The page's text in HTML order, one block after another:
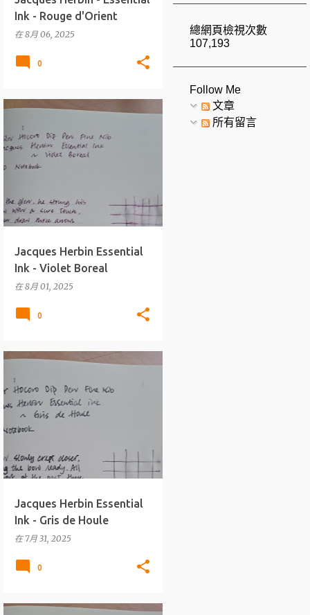
Ink - Rouge d'Orient
在8月 06, 2025
0
Jacques Herbin Essential
Ink - Violet Boreal
在8月 01, 2025
ESSENTIAL INKS
0
Jacques Herbin Essential
Ink - Gris de Houle
在 7月 31, 2025
ESSENTIAL INKS
0
總網頁檢視次數
107,193
Follow Me
文章
所有留言